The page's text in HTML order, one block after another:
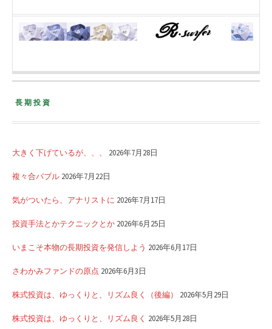
長期投資
大きく下げているが、、、 2026年7月28日
複々合バブル 2026年7月22日
気がついたら、アナリストに 2026年7月17日
投資手法とかテクニックとか 2026年6月25日
いまこそ本物の長期投資を発信しよう 2026年6月17日
さわかみファンドの原点 2026年6月3日
株式投資は、ゆっくりと、リズム良く（後編） 2026年5月29日
株式投資は、ゆっくりと、リズム良く 2026年5月28日